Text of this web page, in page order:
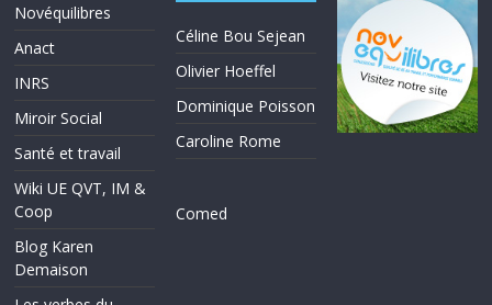
Novéquilibres
Anact
INRS
Miroir Social
Santé et travail
Wiki UE QVT, IM &
Coop
Blog Karen
Demaison
Céline Bou Sejean
Olivier Hoeffel
Dominique Poisson
Caroline Rome
Comed